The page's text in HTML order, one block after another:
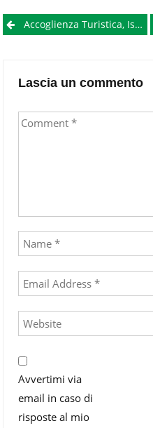
PostAccoglienza Turistica, Ischia Chiama La Città Metropolitana
Lascia un commento
Avvertimi via
email in caso di
risposte al mio